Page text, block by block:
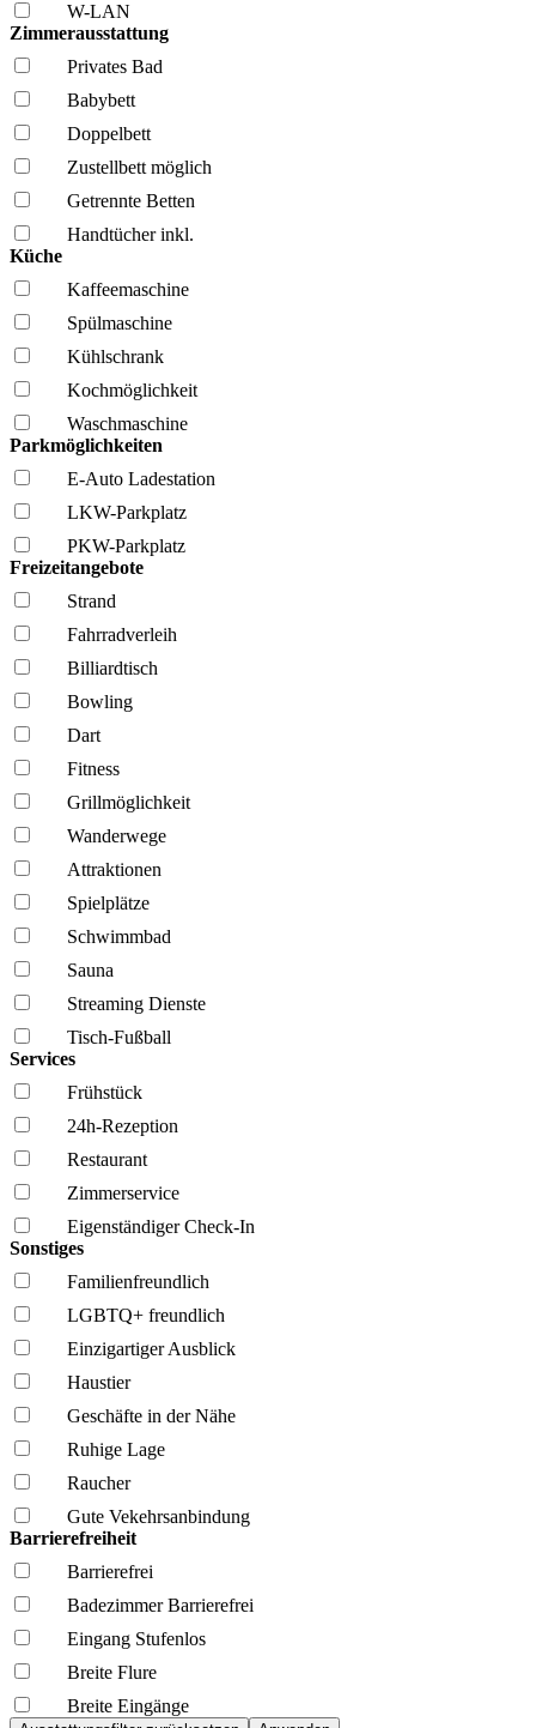
W-LAN
Zimmerausstattung
Privates Bad
Babybett
Doppelbett
Zustellbett möglich
Getrennte Betten
Handtücher inkl.
Küche
Kaffee­maschine
Spül­maschine
Kühl­schrank
Kochmöglich­keit
Wasch­maschine
Parkmöglichkeiten
E-Auto Ladestation
LKW-Parkplatz
PKW-Parkplatz
Freizeitangebote
Strand
Fahrrad­verleih
Billiardtisch
Bowling
Dart
Fitness
Grillmöglich­keit
Wanderwege
Attraktionen
Spielplätze
Schwimmbad
Sauna
Streaming Dienste
Tisch-Fußball
Services
Frühstück
24h-Rezeption
Restaurant
Zimmerservice
Eigenständiger Check-In
Sonstiges
Familien­freundlich
LGBTQ+ freundlich
Einzigartiger Ausblick
Haustier
Geschäfte in der Nähe
Ruhige Lage
Raucher
Gute Vekehrsanbindung
Barrierefreiheit
Barrierefrei
Badezimmer Barrierefrei
Eingang Stufenlos
Breite Flure
Breite Eingänge